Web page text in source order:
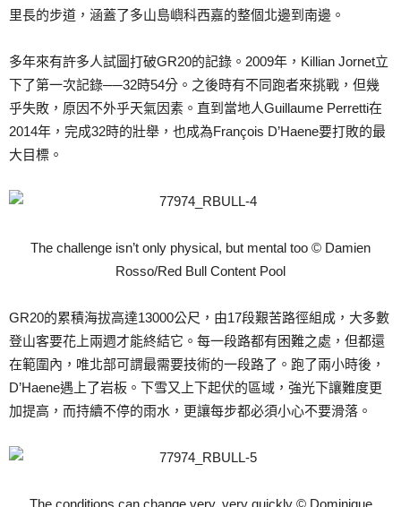
里長的步道，涵蓋了多山島嶼科西嘉的整個北邊到南邊。
多年來有許多人試圖打破GR20的記錄。2009年，Killian Jornet立
下了第一次記錄──32時54分。之後時有不同跑者來挑戰，但幾
乎失敗，原因不外乎天氣因素。直到當地人Guillaume Perretti在
2014年，完成32時的壯舉，也成為François D’Haene要打敗的最
大目標。
The challenge isn’t only physical, but mental too © Damien
Rosso/Red Bull Content Pool
GR20的累積海拔高達13000公尺，由17段艱苦路徑組成，大多數
登山客要花上兩週才能終結它。每一段路都有困難之處，但都還
在範圍內，唯北部可謂最需要技術的一段路了。跑了兩小時後，
D’Haene遇上了岩板。下雪又上下起伏的區域，強光下讓難度更
加提高，而持續不停的雨水，更讓每步都必須小心不要滑落。
The conditions can change very, very quickly © Dominique